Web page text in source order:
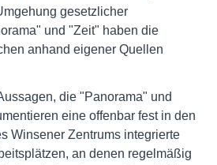
gesetzlicher
und "Zeit" haben die
anhand eigener Quellen
die "Panorama" und
eine offenbar fest in den
Winsener Zentrums integrierte
an denen regelmäßig